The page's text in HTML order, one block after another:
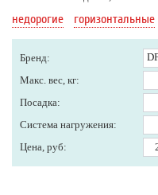
недорогие горизонтальные
Бренд:
Макс. вес, кг:
Посадка:
Система нагружения:
Цена, руб: